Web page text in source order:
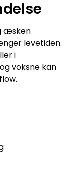
æsken
levetiden.
i
voksne kan